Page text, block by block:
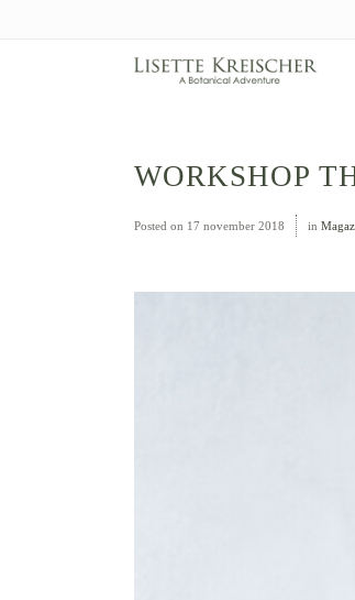
WORKSHOP
Posted on 17 november 2018 in